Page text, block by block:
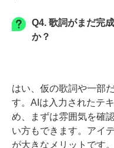
Q4. 歌詞がまだ完
か？
はい、仮の歌詞や一部
す。AIは入力されたテ
め、まずは雰囲気を確
い方もできます。アイ
が大きなメリットです。